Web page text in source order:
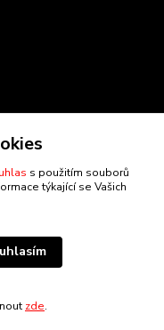
s použitím souborů
týkající se Vašich
zde.